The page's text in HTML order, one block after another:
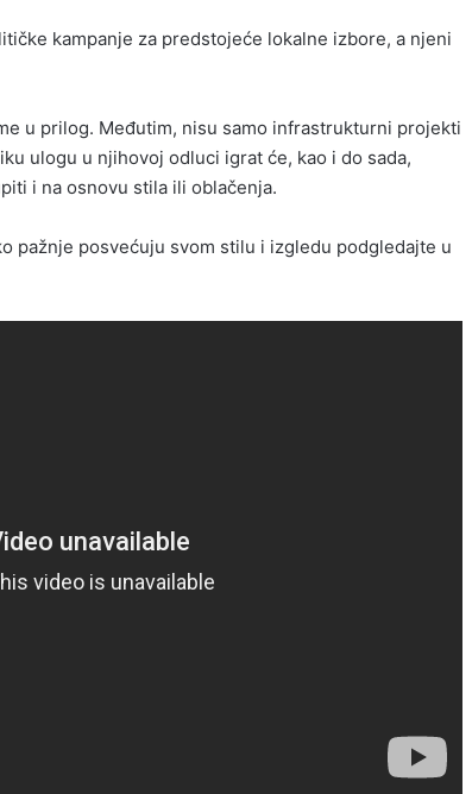
kampanje za predstojeće lokalne izbore, a njeni
u prilog. Međutim, nisu samo infrastrukturni projekti
ulogu u njihovoj odluci igrat će, kao i do sada,
i na osnovu stila ili oblačenja.
pažnje posvećuju svom stilu i izgledu podgledajte u